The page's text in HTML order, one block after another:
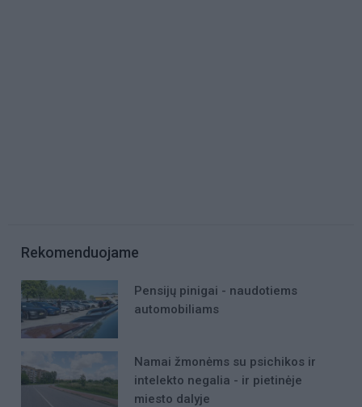
Rekomenduojame
Pensijų pinigai - naudotiems
automobiliams
Namai žmonėms su psichikos ir
intelekto negalia - ir pietinėje
miesto dalyje